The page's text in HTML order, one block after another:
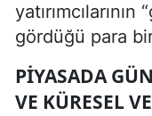
gördüğü para
PIYASADA
VE KÜRESEL